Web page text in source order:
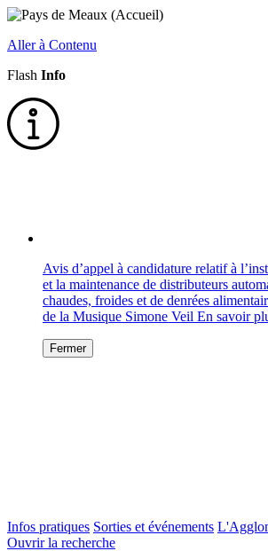
Aller à Contenu
Flash Info
Avis d’appel à candidature relatif à
et la maintenance de distributeurs
chaudes, froides et de denrées
de la Musique Simone Veil En savoir
Fermer
Infos pratiques Sorties et événements
Ouvrir la recherche